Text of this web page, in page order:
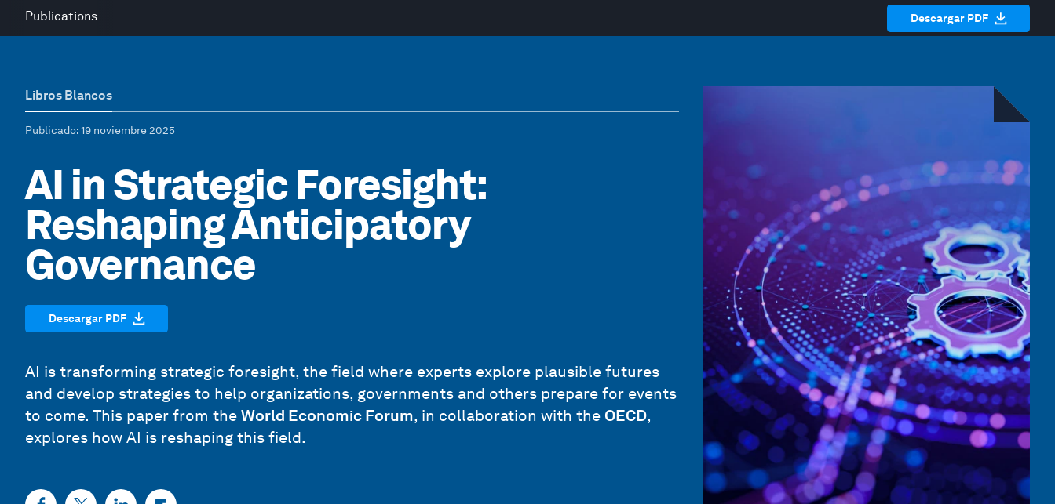
Publications Descargar PDF
Libros Blancos
Publicado: 19 noviembre 2025
AI in Strategic Foresight:
Reshaping Anticipatory
Governance
Descargar PDF
AI is transforming strategic foresight, the field where experts explore plausible futures
and develop strategies to help organizations, governments and others prepare for events
to come. This paper from the World Economic Forum, in collaboration with the OECD,
explores how AI is reshaping this field.